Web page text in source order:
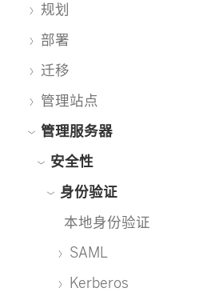
规划
部署
迁移
管理站点
管理服务器
安全性
身份验证
本地身份验证
SAML
Kerberos